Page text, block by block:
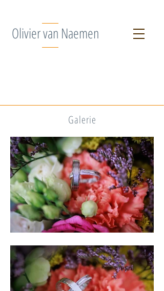
Olivier van Naemen
Galerie